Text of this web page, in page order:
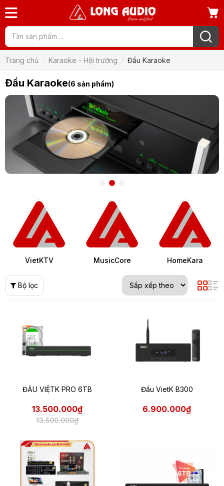
Trang chủ Karaoke - Hội trường Đầu Karaoke
Đầu Karaoke(6 sản phẩm)
VietKTV MusicCore HomeKara
Bộ lọc
ĐẦU VIỆTK PRO 6TB
13.500.000₫
13.500.000₫
Đầu VietK B300
6.900.000₫